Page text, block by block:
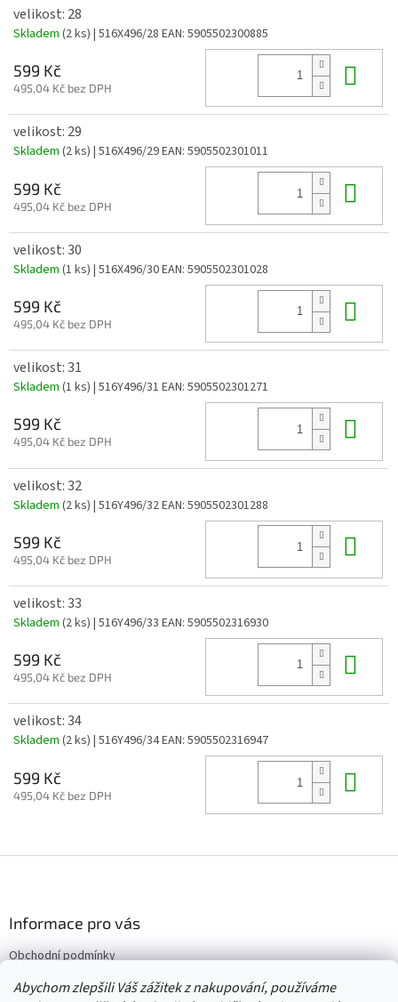
Abychom zlepšili Váš zážitek z nakupování, používáme
velikost: 28
Skladem (2 ks) | 516X496/28 EAN: 5905502300885
599 Kč
495,04 Kč bez DPH
velikost: 29
Skladem (2 ks) | 516X496/29EAN: 5905502301011
599 Kč
495,04 Kč bez DPH
velikost: 30
Skladem (1 ks) | 516X496/30EAN: 5905502301028
599 Kč
495,04 Kč bez DPH
velikost: 31
Skladem (1 ks) | 516Y496/31 EAN: 5905502301271
599 Kč
495,04 Kč bez DPH
velikost: 32
Skladem (2 ks) | 516Y496/32EAN: 5905502301288
599 Kč
495,04 Kč bez DPH
velikost: 33
Skladem (2 ks) | 516Y496/33 EAN: 5905502316930
599 Kč
495,04 Kč bez DPH
velikost: 34
Skladem (2 ks) | 516Y496/34EAN: 5905502316947
599 Kč
495,04 Kč bez DPH
í
Informace pro vás
Obchodní podmínky
Vrácení/výměna/reklamace